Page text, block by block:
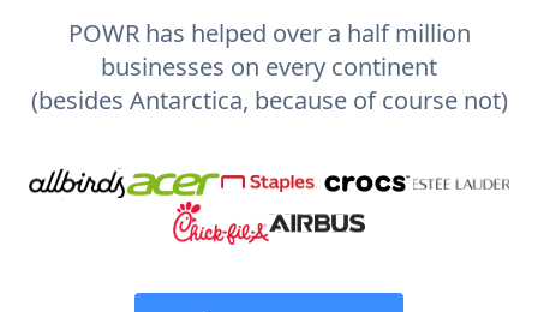
POWR has helped over a half million
businesses on every continent
(besides Antarctica, because of course not)